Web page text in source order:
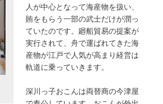
人が中心となって海産物を扱い、
賄をもらう一部の武士だけが潤っ
ていたのです。廻船貿易の提案が
実行されて、舟で運ばれてきた海
産物が江戸で人気が高まり経営は
軌道に乗っていきます。
深川っ子おこんは両替商の今津屋